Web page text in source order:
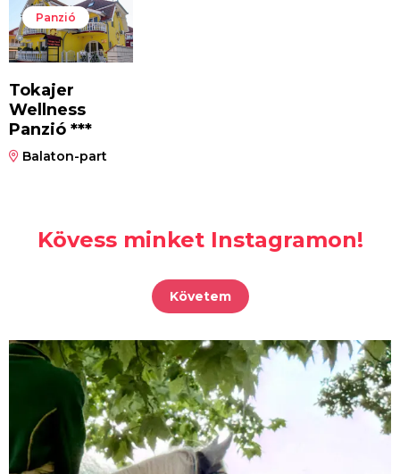
Panzió
Tokajer
Wellness
Panzió ***
Balaton-part
Kövess minket Instagramon!
Követem